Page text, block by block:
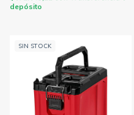
depósito
SIN STOCK